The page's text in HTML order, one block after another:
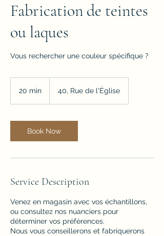
Fabrication de teintes
ou laques
Vous rechercher une couleur spécifique ?
20 min
i
n
40, Rue de l'Église
Book Now
Service Description
Venez en magasin avec vos échantillons,
ou consultez nos nuanciers pour
déterminer vos préférences.
Nous vous conseillerons et fabriquerons